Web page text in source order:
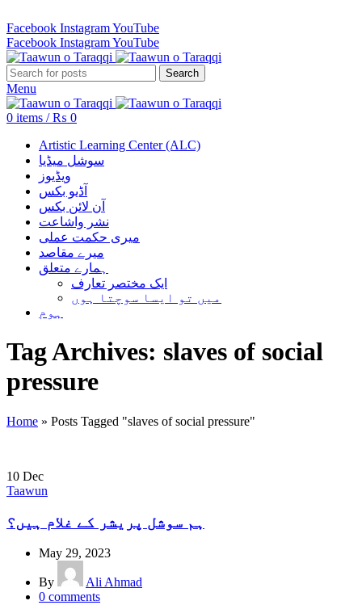
Facebook InstagramYouTube
Facebook InstagramYouTube
Search
Menu
0 items / ₨ 0
Artistic Learning Center (ALC)
سوشل میڈیا
ویڈیوز
آڈیو بکس
آن لائن بکس
نشر واشاعت
میری حکمت عملی
میرے مقاصد
ہمارے متعلق
ایک مختصر تعارف
میں تو ایسا سوچتا ہوں
ہوم
Tag Archives: slaves of social
pressure
Home » Posts Tagged "slaves of social pressure"
10 Dec
Taawun
ہم سوشل پریشر کے غلام ہیں؟
May 29, 2023
By
Ali Ahmad
0 comments